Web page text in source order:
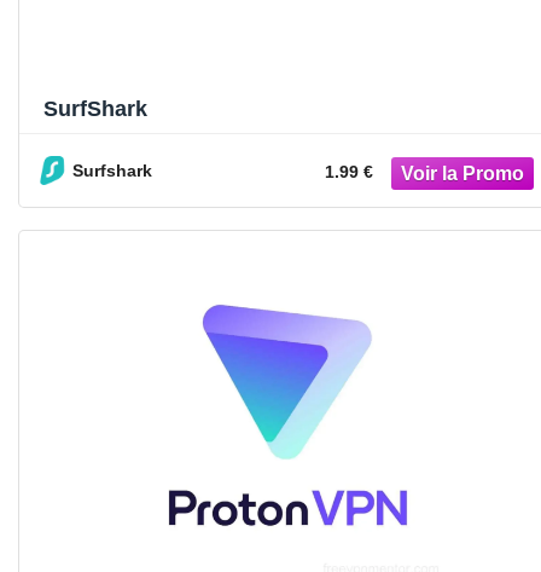
SurfShark
Surfshark 1.99 €